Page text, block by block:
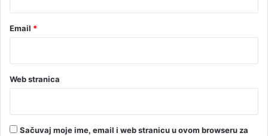
Email *
Web stranica
Sačuvaj moje ime, email i web stranicu u ovom browseru za